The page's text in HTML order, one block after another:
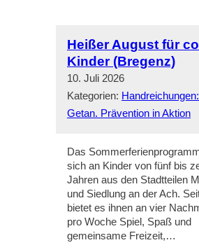
Heißer August für
Kinder (Bregenz)
10. Juli 2026
Kategorien:
Getan. Prävention in Aktion
Das
sich an Kinder von fünf bis
Jahren aus den Stadtteilen
und Siedlung an der Ach.
bietet es ihnen an vier
pro Woche Spiel, Spaß und
gemeinsame Freizeit,…